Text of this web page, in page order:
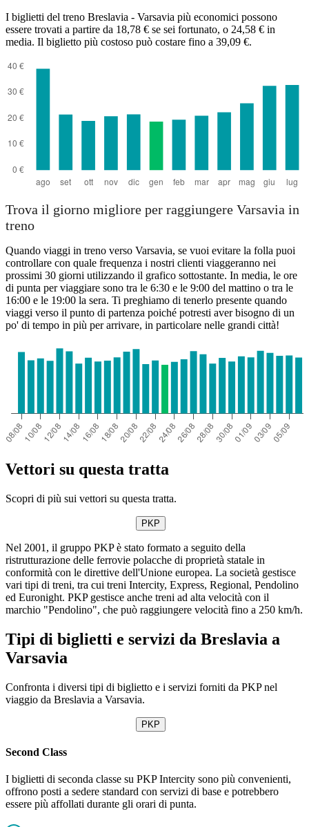
I biglietti del treno Breslavia - Varsavia più economici possono
essere trovati a partire da 18,78 € se sei fortunato, o 24,58 € in
media. Il biglietto più costoso può costare fino a 39,09 €.
Trova il giorno migliore per raggiungere Varsavia in
treno
Quando viaggi in treno verso Varsavia, se vuoi evitare la folla puoi
controllare con quale frequenza i nostri clienti viaggeranno nei
prossimi 30 giorni utilizzando il grafico sottostante. In media, le ore
di punta per viaggiare sono tra le 6:30 e le 9:00 del mattino o tra le
16:00 e le 19:00 la sera. Ti preghiamo di tenerlo presente quando
viaggi verso il punto di partenza poiché potresti aver bisogno di un
po' di tempo in più per arrivare, in particolare nelle grandi città!
Vettori su questa tratta
Scopri di più sui vettori su questa tratta.
PKP
Nel 2001, il gruppo PKP è stato formato a seguito della
ristrutturazione delle ferrovie polacche di proprietà statale in
conformità con le direttive dell'Unione europea. La società gestisce
vari tipi di treni, tra cui treni Intercity, Express, Regional, Pendolino
ed Euronight. PKP gestisce anche treni ad alta velocità con il
marchio "Pendolino", che può raggiungere velocità fino a 250 km/h.
Tipi di biglietti e servizi da Breslavia a
Varsavia
Confronta i diversi tipi di biglietto e i servizi forniti da PKP nel
viaggio da Breslavia a Varsavia.
PKP
Second Class
I biglietti di seconda classe su PKP Intercity sono più convenienti,
offrono posti a sedere standard con servizi di base e potrebbero
essere più affollati durante gli orari di punta.